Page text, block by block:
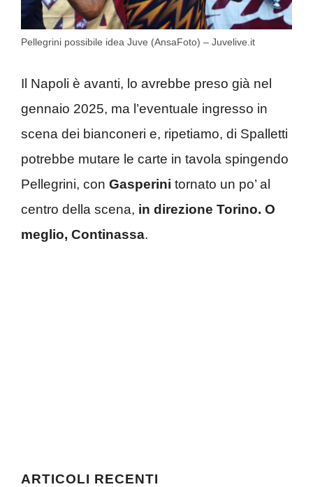
Pellegrini possibile idea Juve (AnsaFoto) – Juvelive.it
Il Napoli è avanti, lo avrebbe preso già nel
gennaio 2025, ma l’eventuale ingresso in
scena dei bianconeri e, ripetiamo, di Spalletti
potrebbe mutare le carte in tavola spingendo
Pellegrini, con Gasperini tornato un po’ al
centro della scena, in direzione Torino. O
meglio, Continassa.
ARTICOLI RECENTI